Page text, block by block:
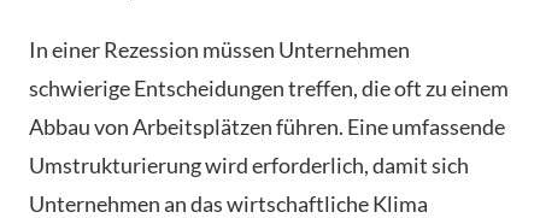
In einer Rezession müssen Unternehmen
schwierige Entscheidungen treffen, die oft zu einem
Abbau von Arbeitsplätzen führen. Eine umfassende
Umstrukturierung wird erforderlich, damit sich
Unternehmen an das wirtschaftliche Klima